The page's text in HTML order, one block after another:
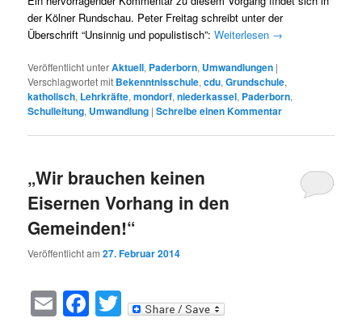
der Kölner Rundschau. Peter Freitag schreibt unter der
Überschrift “Unsinnig und populistisch”:Weiterlesen →
Veröffentlicht unterAktuell, Paderborn, Umwandlungen |
Verschlagwortet mit Bekenntnisschule,cdu,Grundschule,
katholisch, Lehrkräfte,mondorf,niederkassel, Paderborn,
Schulleitung, Umwandlung |Schreibe einen Kommentar
„Wir brauchen keinen
Eisernen Vorhang in den
Gemeinden!“
Veröffentlicht am27. Februar 2014
EmailFacebook
Twitter